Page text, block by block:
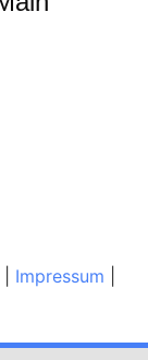
Impressum